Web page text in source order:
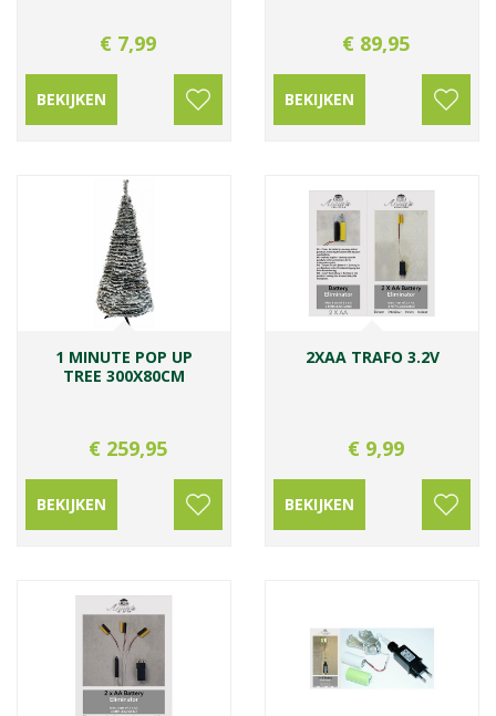
€ 7,99
BEKIJKEN
€ 89,95
BEKIJKEN
1 MINUTE POP UP
TREE 300X80CM
€ 259,95
BEKIJKEN
2XAA TRAFO 3.2V
€ 9,99
BEKIJKEN